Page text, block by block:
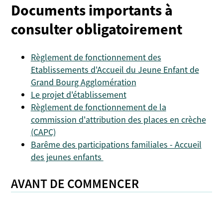
Documents importants à
consulter obligatoirement
Règlement de fonctionnement des
Etablissements d'Accueil du Jeune Enfant de
Grand Bourg Agglomération
Le projet d'établissement
Règlement de fonctionnement de la
commission d'attribution des places en crèche
(CAPC)
Barême des participations familiales - Accueil
des jeunes enfants
AVANT DE COMMENCER